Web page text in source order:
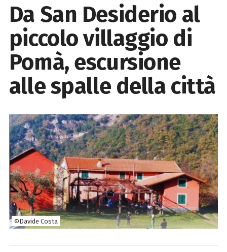
Da San Desiderio al
piccolo villaggio di
Pomà, escursione
alle spalle della città
©Davide Costa